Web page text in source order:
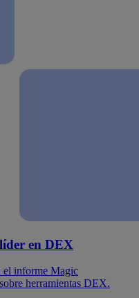
en DEX
el informe Magic
herramientas DEX.